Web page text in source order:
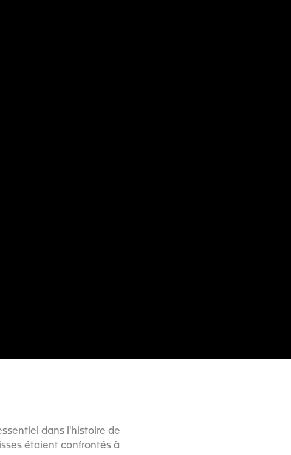
dans l'histoire de
étaient confrontés à